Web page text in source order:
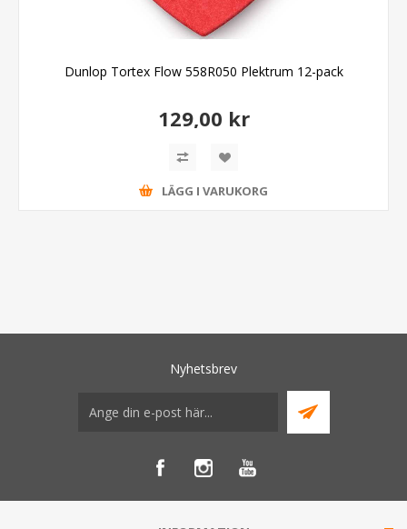
Dunlop Tortex Flow 558R050 Plektrum 12-pack
129,00 kr
LÄGG I VARUKORG
Nyhetsbrev